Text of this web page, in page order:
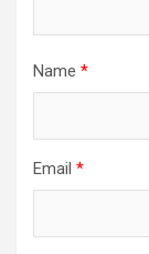
Name *
Email *